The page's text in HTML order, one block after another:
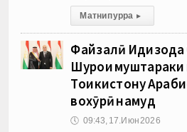
Матни пурра ▸
Файзалӣ Идизода
Шурои муштараки
Тоҷикистону
вохӯрӣ намуд
🕔 09:43, 17.Июн 2026